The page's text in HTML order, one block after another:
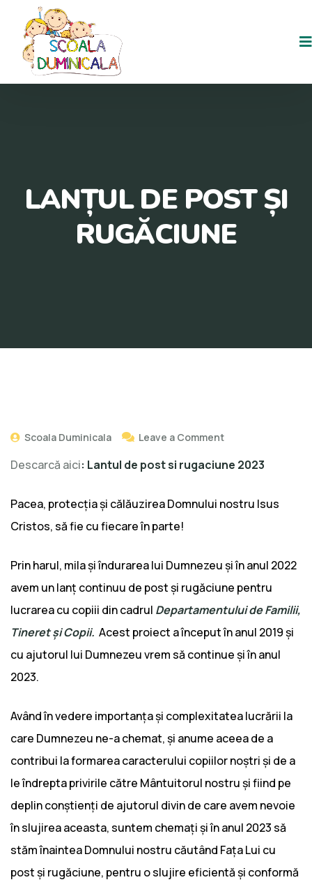
LANȚUL DE POST ȘI
RUGĂCIUNE
Scoala Duminicala Leave a Comment
Descarcă aici: Lantul de post si rugaciune 2023
Pacea, protecția și călăuzirea Domnului nostru Isus
Cristos, să fie cu fiecare în parte!
Prin harul, mila și îndurarea lui Dumnezeu și în anul 2022
avem un lanț continuu de post și rugăciune pentru
lucrarea cu copiii din cadrul Departamentului de Familii,
Tineret și Copii. Acest proiect a început în anul 2019 și
cu ajutorul lui Dumnezeu vrem să continue și în anul
2023.
Având în vedere importanța și complexitatea lucrării la
care Dumnezeu ne-a chemat, și anume aceea de a
contribui la formarea caracterului copiilor noștri și de a
le îndrepta privirile către Mântuitorul nostru și fiind pe
deplin conștienți de ajutorul divin de care avem nevoie
în slujirea aceasta, suntem chemați și în anul 2023 să
stăm înaintea Domnului nostru căutând Fața Lui cu
post și rugăciune, pentru o slujire eficientă și conformă